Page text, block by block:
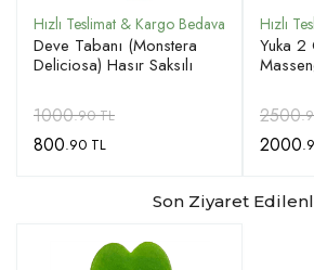
Deve Tabanı (Monstera
Deliciosa) Hasır Saksılı
1000.90 TL
800.90 TL
Yuka 2
2500
2000
Son Ziyaret